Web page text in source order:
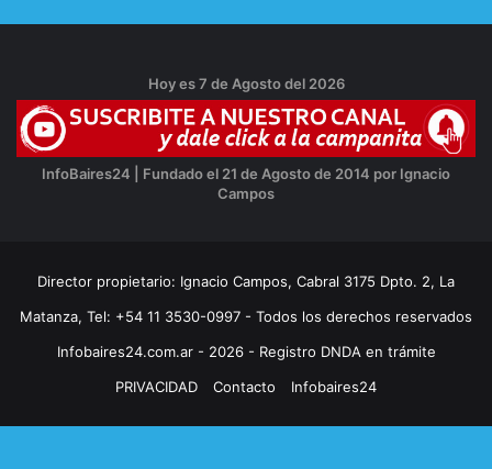
Hoy es 7 de Agosto del 2026
InfoBaires24 | Fundado el 21 de Agosto de 2014 por Ignacio
Campos
Director propietario: Ignacio Campos, Cabral 3175 Dpto. 2, La
Matanza, Tel: +54 11 3530-0997 - Todos los derechos reservados
Infobaires24.com.ar - 2026 - Registro DNDA en trámite
PRIVACIDAD
Contacto Infobaires24